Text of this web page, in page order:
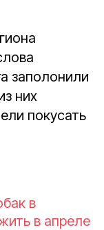
заполонили
них
покусать
в
в апреле